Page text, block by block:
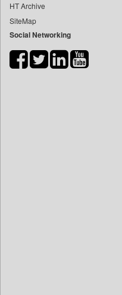
Bang Tech
Bangladesh Business News
Bihar Times
HT Archive
SiteMap
Social Networking